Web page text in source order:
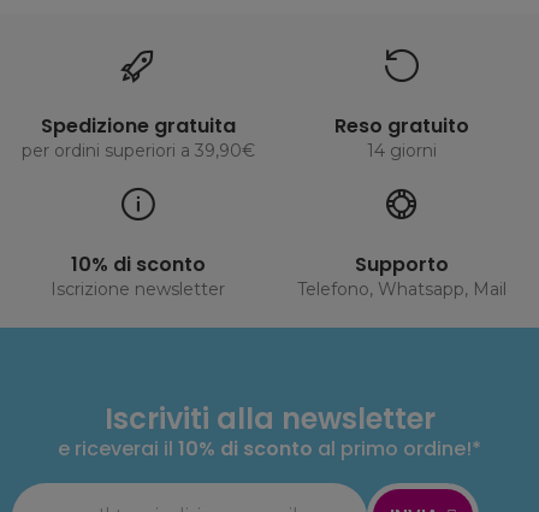
Spedizione gratuita
per ordini superiori a 39,90€
Reso gratuito
14 giorni
10% di sconto
Iscrizione newsletter
Supporto
Telefono, Whatsapp, Mail
Iscriviti alla newsletter
e riceverai il 10% di sconto al primo ordine!*